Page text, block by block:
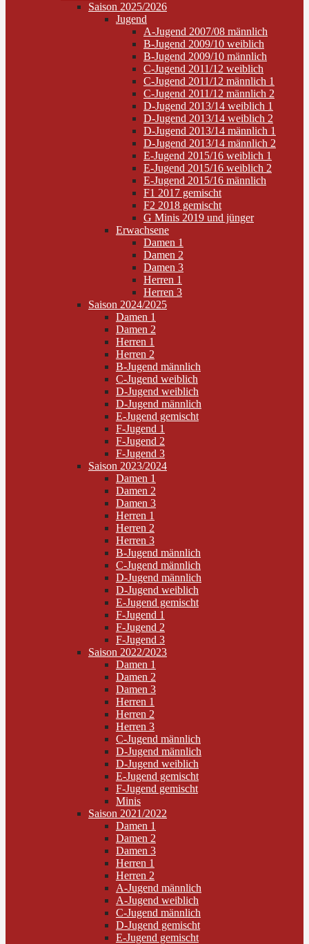
Saison 2025/2026
Jugend
A-Jugend 2007/08 männlich
B-Jugend 2009/10 weiblich
B-Jugend 2009/10 männlich
C-Jugend 2011/12 weiblich
C-Jugend 2011/12 männlich 1
C-Jugend 2011/12 männlich 2
D-Jugend 2013/14 weiblich 1
D-Jugend 2013/14 weiblich 2
D-Jugend 2013/14 männlich 1
D-Jugend 2013/14 männlich 2
E-Jugend 2015/16 weiblich 1
E-Jugend 2015/16 weiblich 2
E-Jugend 2015/16 männlich
F1 2017 gemischt
F2 2018 gemischt
G Minis 2019 und jünger
Erwachsene
Damen 1
Damen 2
Damen 3
Herren 1
Herren 3
Saison 2024/2025
Damen 1
Damen 2
Herren 1
Herren 2
B-Jugend männlich
C-Jugend weiblich
D-Jugend weiblich
D-Jugend männlich
E-Jugend gemischt
F-Jugend 1
F-Jugend 2
F-Jugend 3
Saison 2023/2024
Damen 1
Damen 2
Damen 3
Herren 1
Herren 2
Herren 3
B-Jugend männlich
C-Jugend männlich
D-Jugend männlich
D-Jugend weiblich
E-Jugend gemischt
F-Jugend 1
F-Jugend 2
F-Jugend 3
Saison 2022/2023
Damen 1
Damen 2
Damen 3
Herren 1
Herren 2
Herren 3
C-Jugend männlich
D-Jugend männlich
D-Jugend weiblich
E-Jugend gemischt
F-Jugend gemischt
Minis
Saison 2021/2022
Damen 1
Damen 2
Damen 3
Herren 1
Herren 2
A-Jugend männlich
A-Jugend weiblich
C-Jugend männlich
D-Jugend gemischt
E-Jugend gemischt